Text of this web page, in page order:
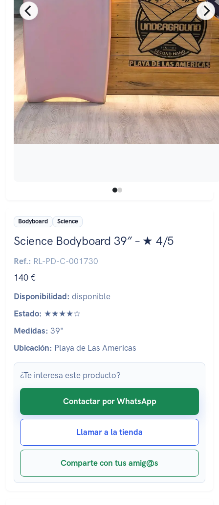
Bodyboard Science
Science Bodyboard 39″ – ★ 4/5
Ref.: RL-PD-C-001730
140 €
Disponibilidad: disponible
Estado: ★★★★☆
Medidas: 39"
Ubicación: Playa de Las Americas
¿Te interesa este producto?
Contactar por WhatsApp
Llamar a la tienda
Comparte con tus amig@s